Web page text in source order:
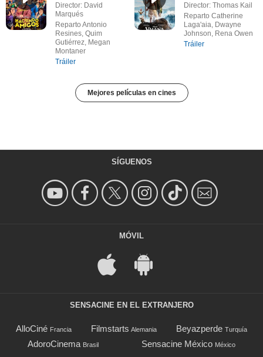
Director: David
Marqués
Reparto Antonio
Resines, Quim
Gutiérrez, Megan
Montaner
Tráiler
Director: Thomas Kail
Reparto Catherine
Laga'aia, Dwayne
Johnson, Rena Owen
Tráiler
Mejores películas en cines
SÍGUENOS
MÓVIL
SENSACINE EN EL EXTRANJERO
AlloCiné Francia Filmstarts Alemania Beyazperde Turquía
AdoroCinema Brasil Sensacine México México